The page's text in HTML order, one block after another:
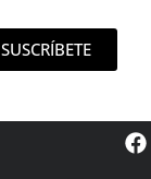
SUSCRÍBETE